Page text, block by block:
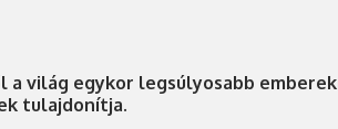
a világ egykor legsúlyosabb
tulajdonítja.